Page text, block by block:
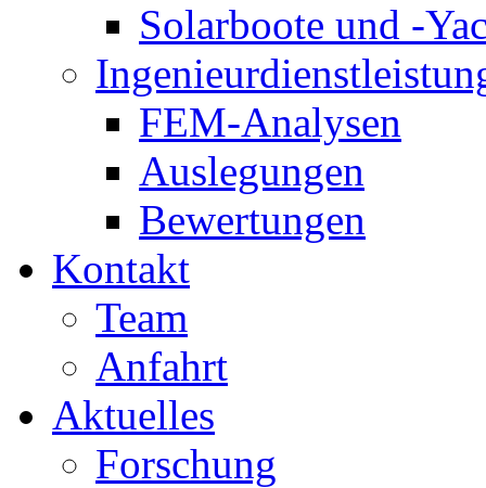
Solarboote und -
FEM-Analysen
Auslegungen
Bewertungen
Kontakt
Team
Anfahrt
Aktuelles
Forschung